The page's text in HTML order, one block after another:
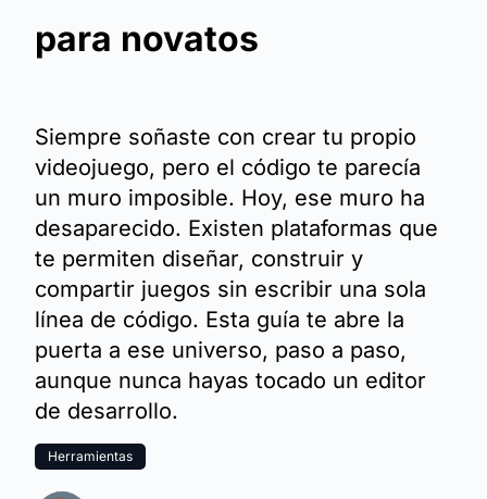
para novatos
Siempre soñaste con crear tu propio
videojuego, pero el código te parecía
un muro imposible. Hoy, ese muro ha
desaparecido. Existen plataformas que
te permiten diseñar, construir y
compartir juegos sin escribir una sola
línea de código. Esta guía te abre la
puerta a ese universo, paso a paso,
aunque nunca hayas tocado un editor
de desarrollo.
Herramientas